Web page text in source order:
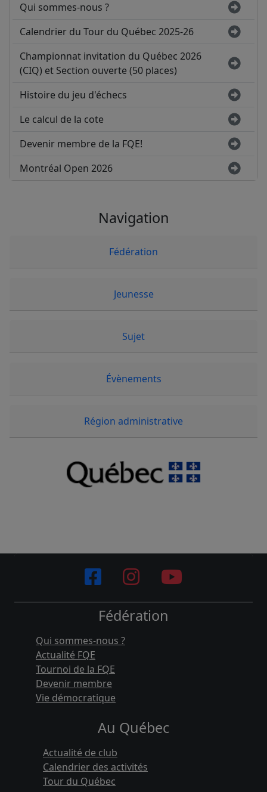
Qui sommes-nous ?
Calendrier du Tour du Québec 2025-26
Championnat invitation du Québec 2026
(CIQ) et Section ouverte (50 places)
Histoire du jeu d'échecs
Le calcul de la cote
Devenir membre de la FQE!
Montréal Open 2026
Navigation
Fédération
Jeunesse
Sujet
Évènements
Région administrative
Fédération
Qui sommes-nous ?
Actualité FQE
Tournoi de la FQE
Devenir membre
Vie démocratique
Au Québec
Actualité de club
Calendrier des activités
Tour du Québec